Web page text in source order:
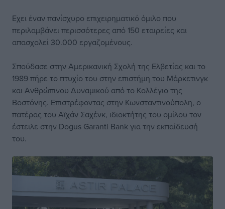
Εχει έναν πανίσχυρο επιχειρηματικό όμιλο που
περιλαμβάνει περισσότερες από 150 εταιρείες και
απασχολεί 30.000 εργαζομένους.
Σπούδασε στην Αμερικανική Σχολή της Ελβετίας και το
1989 πήρε το πτυχίο του στην επιστήμη του Μάρκετινγκ
και Ανθρώπινου Δυναμικού από το Κολλέγιο της
Βοστόνης. Επιστρέφοντας στην Κωνσταντινούπολη, ο
πατέρας του Αϊχάν Σαχένκ, ιδιοκτήτης του ομίλου τον
έστειλε στην Dogus Garanti Bank για την εκπαίδευσή
του.